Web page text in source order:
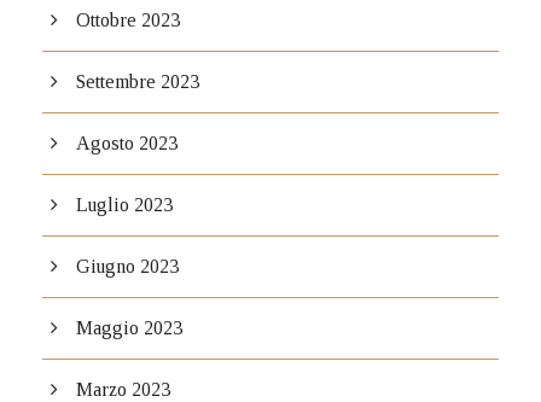
Ottobre 2023
Settembre 2023
Agosto 2023
Luglio 2023
Giugno 2023
Maggio 2023
Marzo 2023